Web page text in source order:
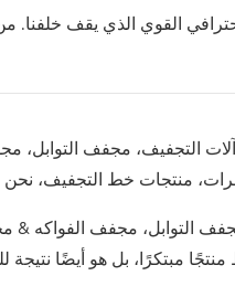
القوي الذي يقف خلفنا. من
التجفيف، مجفف
مجفف التوابل، مجفف
مبتكرًا، بل هو أيضًا نتيجة